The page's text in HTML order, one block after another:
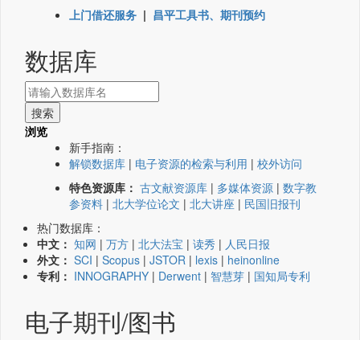
上门借还服务 | 昌平工具书、期刊预约
数据库
浏览
新手指南：
解锁数据库 | 电子资源的检索与利用 | 校外访问
特色资源库： 古文献资源库 | 多媒体资源 | 数字教
参资料 | 北大学位论文 | 北大讲座 | 民国旧报刊
热门数据库：
中文： 知网 | 万方 | 北大法宝 | 读秀 | 人民日报
外文： SCI | Scopus | JSTOR | lexis | heinonline
专利： INNOGRAPHY | Derwent | 智慧芽 | 国知局专利
电子期刊/图书